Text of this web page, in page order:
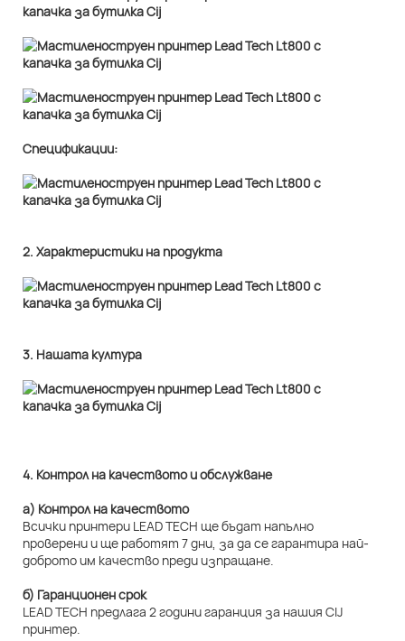
Спецификации:
2. Характеристики на продукта
3. Нашата култура
4. Контрол на качеството и обслужване
а) Контрол на качеството
Всички принтери LEAD TECH ще бъдат напълно
проверени и ще работят 7 дни, за да се гарантира най-
доброто им качество преди изпращане.
б) Гаранционен срок
LEAD TECH предлага 2 години гаранция за нашия CIJ
принтер.